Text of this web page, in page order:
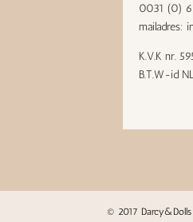
0031 (0) 6
mailadres:
K.V.K nr.
B.T.W-id
© 2017 Darcy&Dolls